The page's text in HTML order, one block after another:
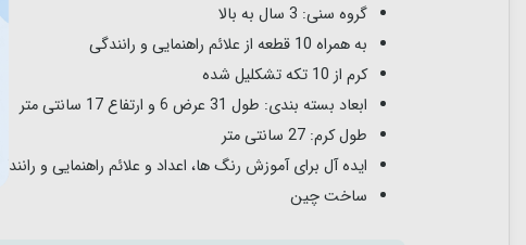
گروه سنی: 3 سال به بالا
به همراه 10 قطعه از علائم راهنمایی و رانندگی
کرم از 10 تکه تشکلیل شده
ابعاد بسته بندی: طول 31 عرض 6 و ارتفاع 17 سانتی متر
طول کرم: 27 سانتی متر
ایده آل برای آموزش رنگ ها، اعداد و علائم راهنمایی و رانندگی
ساخت چین